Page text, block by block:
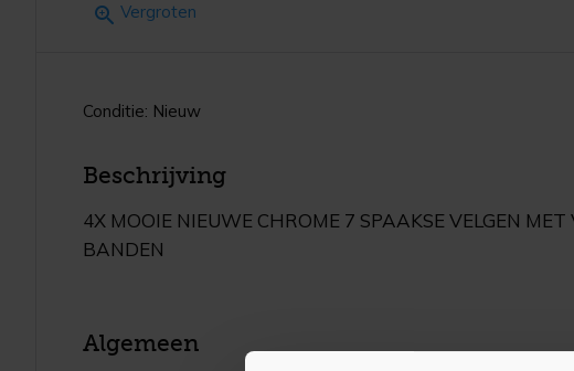
Vergroten
Conditie: Nieuw
Beschrijving
4X MOOIE NIEUWE CHROME 7 SPAAKSE VELGEN
BANDEN
Algemeen